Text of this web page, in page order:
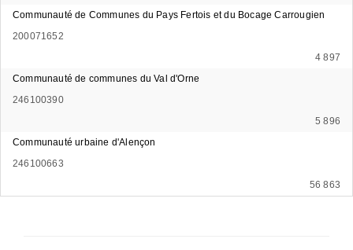
Communauté de Communes du Pays Fertois et du Bocage Carrougien
200071652
4 897
Communauté de communes du Val d'Orne
246100390
5 896
Communauté urbaine d'Alençon
246100663
56 863